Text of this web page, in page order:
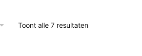
Toont alle 7 resultaten